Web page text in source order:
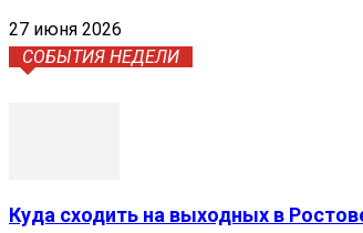
27 июня 2026
СОБЫТИЯ НЕДЕЛИ
Куда сходить на выходных в